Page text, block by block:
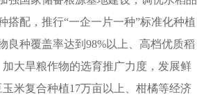
搭配，推行“一企一片一种”标准化种植
良种覆盖率达到98%以上、高档优质稻
大旱粮作物的选育推广力度，发展鲜
米复合种植17万亩以上、柑橘等经济